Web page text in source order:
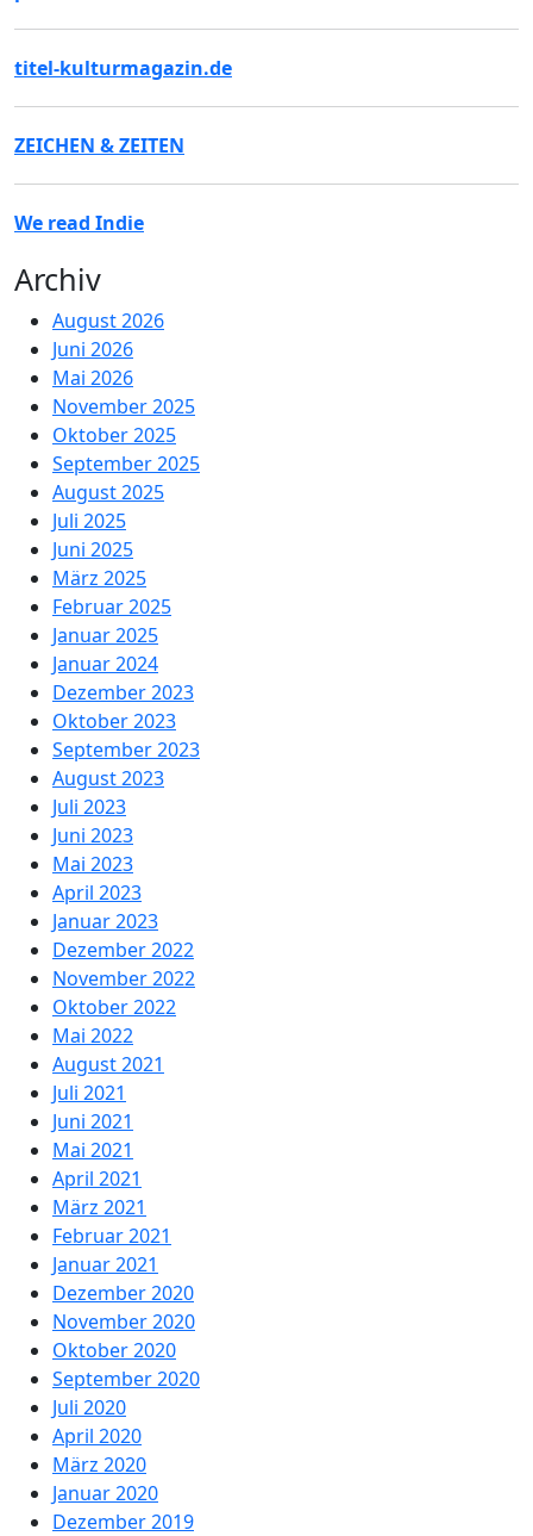
titel-kulturmagazin.de
ZEICHEN & ZEITEN
We read Indie
Archiv
August 2026
Juni 2026
Mai 2026
November 2025
Oktober 2025
September 2025
August 2025
Juli 2025
Juni 2025
März 2025
Februar 2025
Januar 2025
Januar 2024
Dezember 2023
Oktober 2023
September 2023
August 2023
Juli 2023
Juni 2023
Mai 2023
April 2023
Januar 2023
Dezember 2022
November 2022
Oktober 2022
Mai 2022
August 2021
Juli 2021
Juni 2021
Mai 2021
April 2021
März 2021
Februar 2021
Januar 2021
Dezember 2020
November 2020
Oktober 2020
September 2020
Juli 2020
April 2020
März 2020
Januar 2020
Dezember 2019